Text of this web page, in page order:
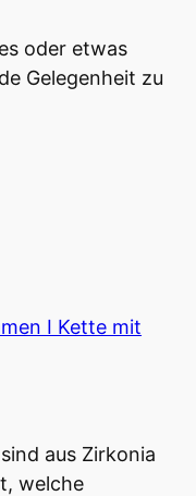
oder etwas
Gelegenheit zu
I Kette mit
aus Zirkonia
welche